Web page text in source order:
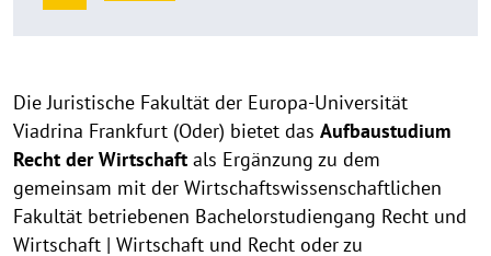
Das
Studium
Die Juristische Fakultät der Europa-Universität
Viadrina Frankfurt (Oder) bietet das Aufbaustudium
Recht der Wirtschaft als Er­gän­zung zu dem
gemeinsam mit der Wirtschafts­wis­sen­schaftlichen
Fakultät be­trie­benen Bachelor­stu­dien­gang Recht und
Wirtschaft | Wirtschaft und Recht oder zu